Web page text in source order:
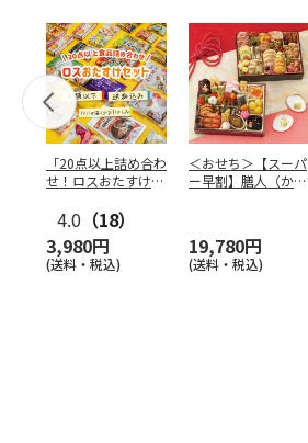
「20点以上詰め合わ
せ！ロスおたすけセ
4.0 （18）
3,980円
(送料・税込)
＜おせち＞【スーパ
ー早割】膳人（かし
19,780円
(送料・税込)